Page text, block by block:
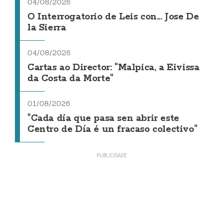
04/08/2026
O Interrogatorio de Leis con... Jose De
la Sierra
04/08/2026
Cartas ao Director: "Malpica, a Eivissa
da Costa da Morte"
01/08/2026
"Cada día que pasa sen abrir este
Centro de Día é un fracaso colectivo"